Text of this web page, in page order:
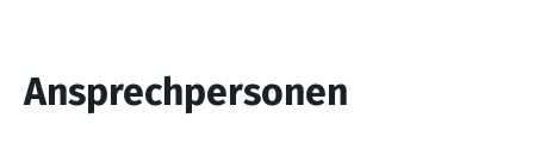
Ansprechpersonen